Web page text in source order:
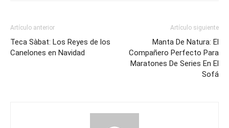
Artículo anterior
Teca Sàbat: Los Reyes de los
Canelones en Navidad
Artículo siguiente
Manta De Natura: El
Compañero Perfecto Para
Maratones De Series En El
Sofá